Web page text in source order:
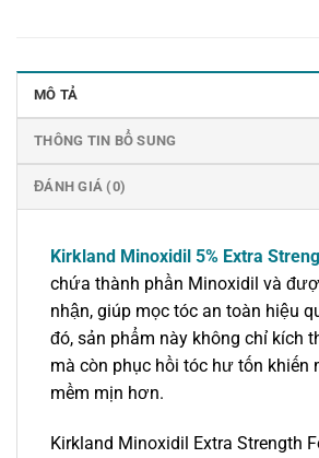
MÔ TẢ
THÔNG TIN BỔ SUNG
ĐÁNH GIÁ (0)
Kirkland Minoxidil 5% Extra
chứa thành phần Minoxidil và
nhận, giúp mọc tóc an toàn hiệu
đó, sản phẩm này không chỉ kích
mà còn phục hồi tóc hư tốn khiến
mềm mịn hơn.
Kirkland Minoxidil Extra Strength